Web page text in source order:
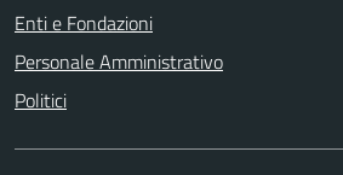
Enti e Fondazioni
Personale Amministrativo
Politici